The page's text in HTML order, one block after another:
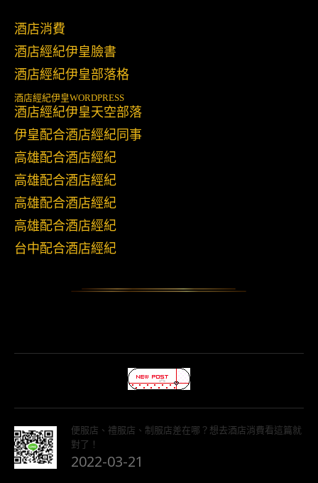
酒店消費
酒店經紀伊皇臉書
酒店經紀伊皇部落格
酒店經紀伊皇WORDPRESS
酒店經紀伊皇天空部落
伊皇配合酒店經紀同事
高雄配合酒店經紀
高雄配合酒店經紀
高雄配合酒店經紀
高雄配合酒店經紀
台中配合酒店經紀
便服店、禮服店、制服店差在哪？想去酒店消費看這篇就
對了！
2022-03-21